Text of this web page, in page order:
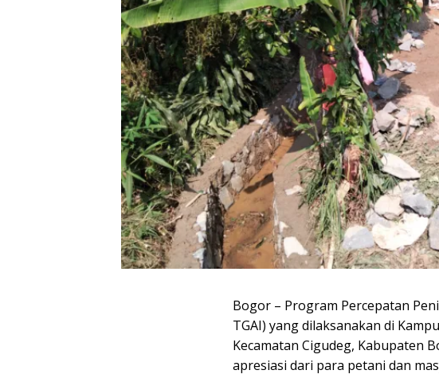
Bogor – Program Percepatan
TGAI) yang dilaksanakan di
Kecamatan Cigudeg, Kabupaten
apresiasi dari para petani dan